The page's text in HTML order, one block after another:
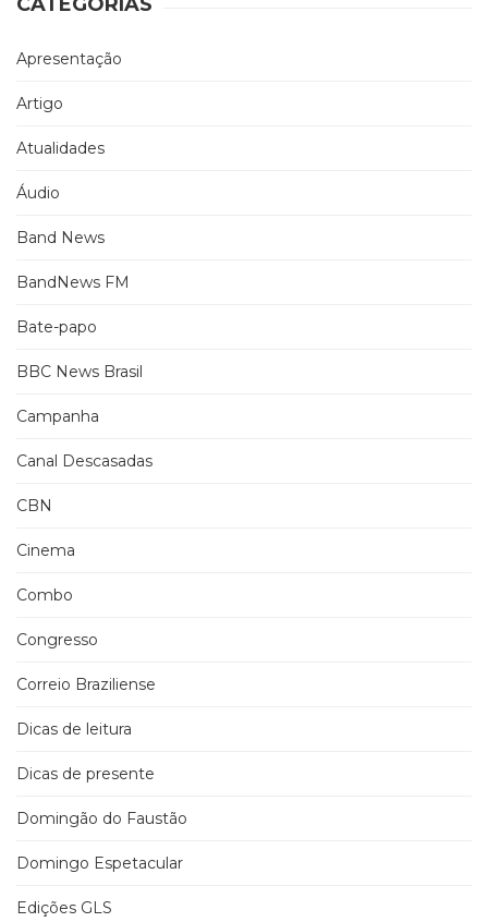
Apresentação
Artigo
Atualidades
Áudio
Band News
BandNews FM
Bate-papo
BBC News Brasil
Campanha
Canal Descasadas
CBN
Cinema
Combo
Congresso
Correio Braziliense
Dicas de leitura
Dicas de presente
Domingão do Faustão
Domingo Espetacular
Edições GLS